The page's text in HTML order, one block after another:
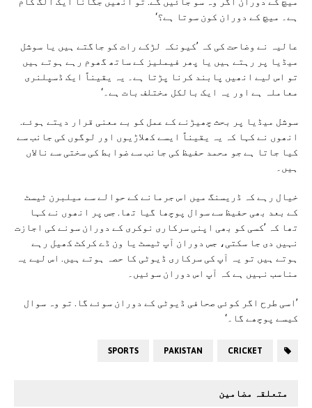
ہے۔ میچ کے دوران کون سوتا ہے؟‘
عالیہ نے وضاحت کی کہ ’کیونکہ لڑکے رات کو جاگتے ہیں یا سوشل
میڈیا پر رہتے ہیں یا پھر فیملیز کے ساتھ گھوم رہے ہوتے ہیں
تو اس لیے انھیں پابند کرنا پڑتا ہے۔ یہ یقیناً ایک ڈسپلنری
معاملہ ہے اور یہ ایک بالکل مختلف بات ہے۔‘
سوشل میڈیا پر بحث چھیڑنے کے عمل کو بے معنی قرار دیتے ہوئے.
انھوں نے کہا کہ یہ یقیناً ایسے کھلاڑیوں اور لوگوں کی جانب سے
کیا جاتا ہے جو محمد حفیظ کی جانب سے ضوابط کی سختی سے نالاں
ہیں۔
خیال رہے کہ ڈریسنگ میں اس جرمانے کے حوالے سے میلبرن ٹیسٹ
کے بعد بھی حفیظ سے سوال پوچھا گیا تھا. جس پر انھوں نے کہا
تھا کہ ’کسی کو بھی اپنی سرکاری نوکری کے دوران سونے کی اجازت
نہیں دی جا سکتی، جس دوران آپ ٹیسٹ یا ون ڈے کرکٹ کھیل رہے
ہوتے ہیں تو یہ آپ کی سرکاری ڈیوٹی کا حصہ ہوتے ہیں. اس لیے یہ
مناسب نہیں ہے کہ آپ اس دوران سوئیں۔
’اسی طرح اگر کوئی صحافی ڈیوٹی کے دوران سوئے گا. تو وہ سوال
کیسے پوچھے گا۔‘
CRICKET
PAKISTAN
SPORTS
متعلقہ مضامین